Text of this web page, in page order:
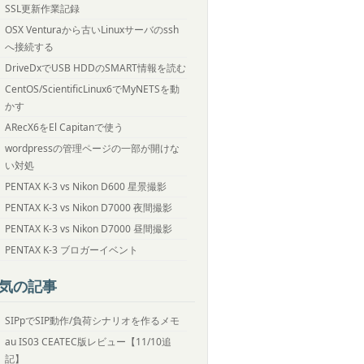
SSL更新作業記録
OSX Venturaから古いLinuxサーバのssh
へ接続する
DriveDxでUSB HDDのSMART情報を読む
CentOS/ScientificLinux6でMyNETSを動
かす
ARecX6をEl Capitanで使う
wordpressの管理ページの一部が開けな
い対処
PENTAX K-3 vs Nikon D600 星景撮影
PENTAX K-3 vs Nikon D7000 夜間撮影
PENTAX K-3 vs Nikon D7000 昼間撮影
PENTAX K-3 ブロガーイベント
の記事
SIPpでSIP動作/負荷シナリオを作るメモ
au IS03 CEATEC版レビュー【11/10追
記】